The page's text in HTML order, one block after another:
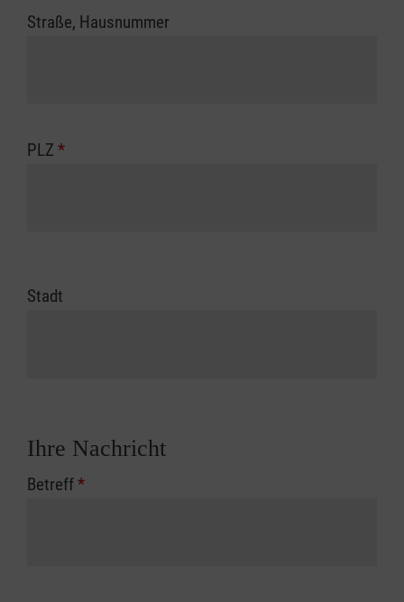
Straße, Hausnummer
PLZ *
Stadt
Ihre Nachricht
Betreff*